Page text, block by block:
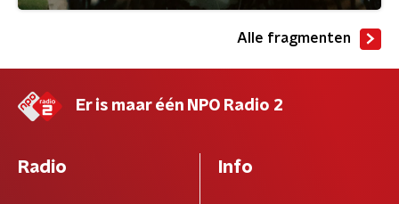
Alle fragmenten
Er is maar één NPO Radio 2
Radio Info